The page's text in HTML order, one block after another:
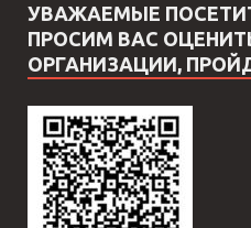
УВАЖАЕМЫЕ
ПРОСИМ ВАС
ОРГАНИЗАЦИИ,